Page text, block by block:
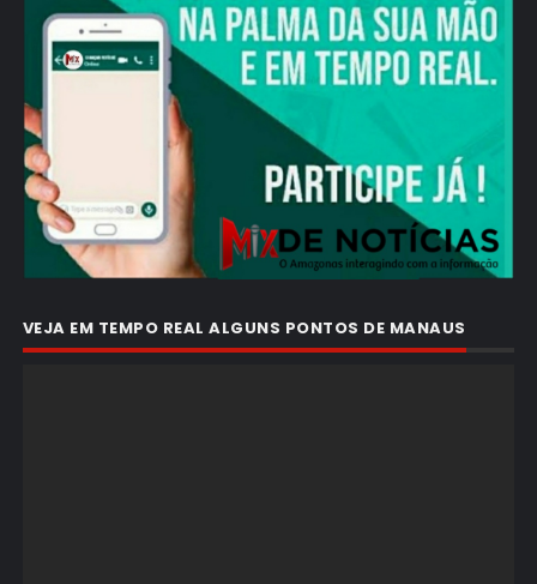
VEJA EM TEMPO REAL ALGUNS PONTOS DE MANAUS